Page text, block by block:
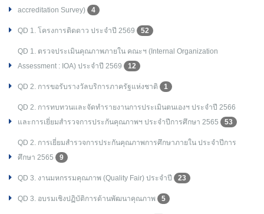
accreditation Survey)
4
QD 1. โครงการติดดาว ประจำปี 2569 52
QD 1. ตรวจประเมินคุณภาพภายใน คณะฯ (Internal Organization
Assessment : IOA) ประจำปี 2569
12
QD 2. การขอรับรางวัลบริการภาครัฐแห่งชาติ 1
QD 2. การทบทวนและจัดทำรายงานการประเมินตนเองฯ ประจำปี 2566
และการเยี่ยมสำรวจการประกันคุณภาพฯ ประจำปีการศึกษา 2565
53
QD 2. การเยี่ยมสำรวจการประกันคุณภาพการศึกษาภายใน ประจำปีการ
ศึกษา 2565
9
QD 3. งานมหกรรมคุณภาพ (Quality Fair) ประจำปี 23
QD 3. อบรมเชิงปฏิบัติการด้านพัฒนาคุณภาพ 5